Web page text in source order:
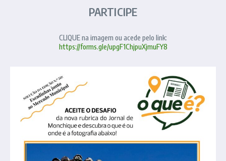
PARTICIPE
CLIQUE na imagem ou acede pelo link:
https://forms.gle/upgF1ChjpuXjmuFY8